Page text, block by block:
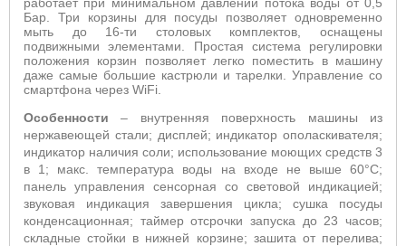
работает при минимальном давлении потока воды от 0,5
Бар. Три корзины для посуды позволяет одновременно
мыть до 16-ти столовых комплектов, оснащены
подвижными элементами. Простая система регулировки
положения корзин позволяет легко поместить в машину
даже самые большие кастрюли и тарелки. Управление со
смартфона через WiFi.
Особенности– внутренняя поверхность машины из
нержавеющей стали; дисплей; индикатор ополаскивателя;
индикатор наличия соли; использование моющих средств 3
в 1; макс. температура воды на входе не выше 60°С;
панель управления сенсорная со световой индикацией;
звуковая индикация завершения цикла; сушка посуды
конденсационная; таймер отсрочки запуска до 23 часов;
складные стойки в нижней корзине; зашита от перелива;